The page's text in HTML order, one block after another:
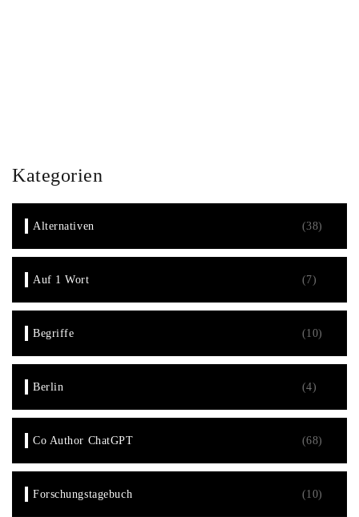
Kategorien
Alternativen (38)
Auf 1 Wort (7)
Begriffe (10)
Berlin (4)
Co Author ChatGPT (68)
Forschungstagebuch (10)